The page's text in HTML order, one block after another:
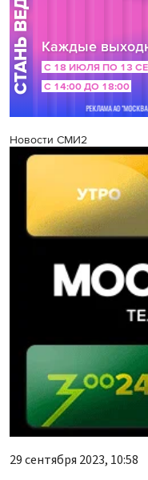
Новости СМИ2
29 сентября 2023, 10:58